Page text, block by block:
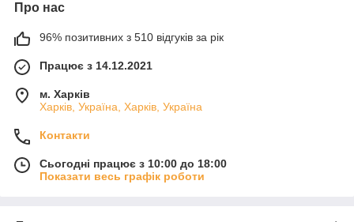
Про нас
96% позитивних з 510 відгуків за рік
Працює з 14.12.2021
м. Харків
Харків, Україна, Харків, Україна
Контакти
Сьогодні працює з 10:00 до 18:00
Показати весь графік роботи